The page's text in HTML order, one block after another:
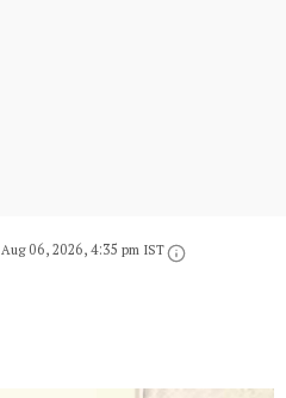
Aug 06, 2026, 4:35 pm IST